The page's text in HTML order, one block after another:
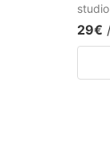
29€